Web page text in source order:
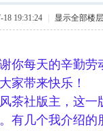
19:31:24 显示全部楼层
你每天的辛勤
家带来快乐！
茶社版主，这一
有几个我介绍的